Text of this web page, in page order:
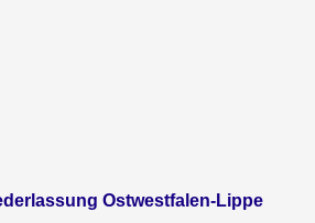
Ostwestfalen-Lippe